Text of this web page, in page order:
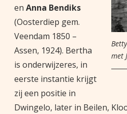
met
en Anna Bendiks
(Oosterdiep gem.
Veendam 1850 –
Assen, 1924). Bertha
is onderwijzeres, in
eerste instantie krijgt
zij een positie in
Dwingelo, later in Beilen,